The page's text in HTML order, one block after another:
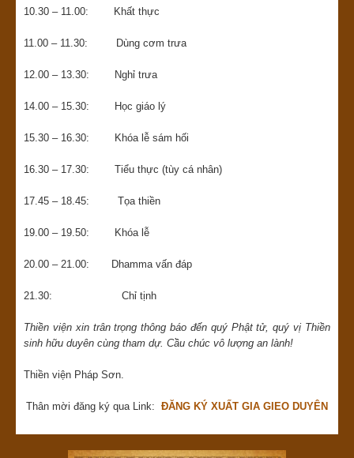
10.30 – 11.00: Khất thực
11.00 – 11.30: Dùng cơm trưa
12.00 – 13.30: Nghỉ trưa
14.00 – 15.30: Học giáo lý
15.30 – 16.30: Khóa lễ sám hối
16.30 – 17.30: Tiểu thực (tùy cá nhân)
17.45 – 18.45: Tọa thiền
19.00 – 19.50: Khóa lễ
20.00 – 21.00: Dhamma vấn đáp
21.30: Chỉ tịnh
Thiền viện xin trân trọng thông báo đến quý Phật tử, quý vị Thiền
sinh hữu duyên cùng tham dự. Cầu chúc vô lượng an lành!
Thiền viện Pháp Sơn.
Thân mời đăng ký qua Link: ĐĂNG KÝ XUẤT GIA GIEO DUYÊN